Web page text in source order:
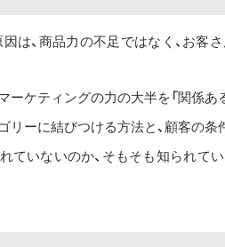
は、商品力の不足ではなく、お客
ーケティングの力の大半を「関係あ
リーに結びつける方法と、顧客の
ていないのか、そもそも知られて